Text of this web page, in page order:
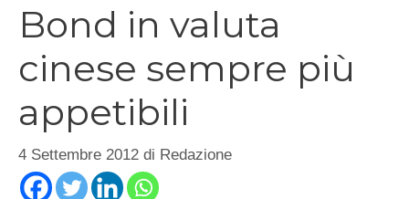
Bond in valuta
cinese sempre più
appetibili
4 Settembre 2012 di Redazione